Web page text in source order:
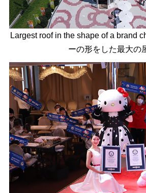
Largest roof in the shape of a brand
ーの形をした最大の